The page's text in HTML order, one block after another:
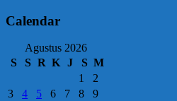
Calendar
Agustus 2026
S
S R K J S M
1
2
3
4 5 6 7 8
9